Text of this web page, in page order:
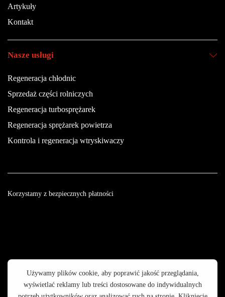
Artykuły
Kontakt
Nasze usługi
Regeneracja chłodnic
Sprzedaż części rolniczych
Regeneracja turbosprężarek
Regeneracja sprężarek powietrza
Kontrola i regeneracja wtryskiwaczy
Korzystamy z bezpiecznych płatności